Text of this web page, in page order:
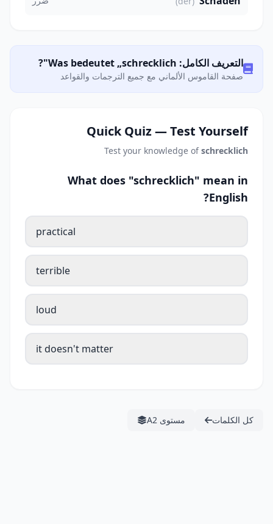
التعريف الكامل: Was bedeutet „schrecklich"?
صفحة القاموس الألماني مع جميع الترجمات والقواعد
Quick Quiz — Test Yourself
Test your knowledge ofschrecklich
What does "schrecklich" mean in
English?
practical
terrible
loud
it doesn't matter
كل الكلمات مستوى A2